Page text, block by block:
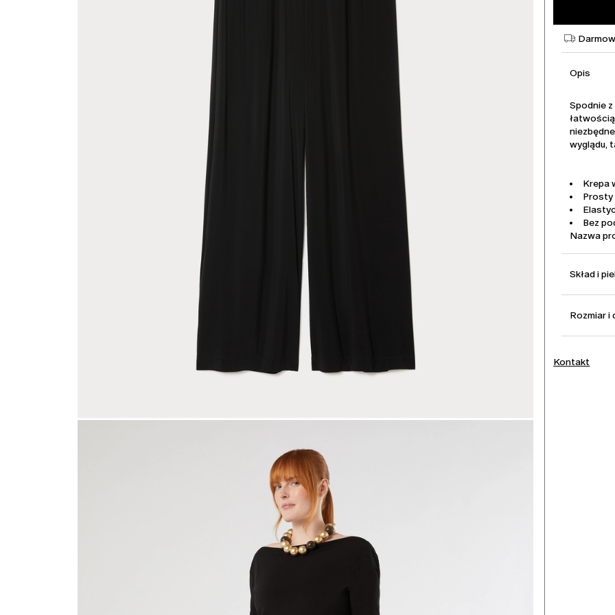
Opis
Spodnie
wyglądu,
Krepa
Prosty
Bez
Nazwa
Skład i
Rozmiar i
Kontakt